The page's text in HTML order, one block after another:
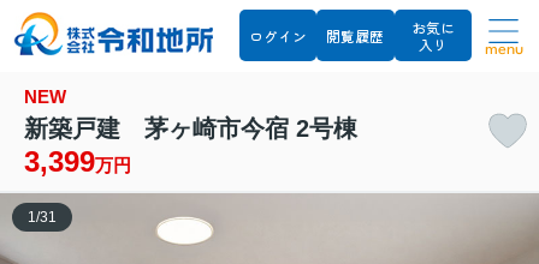
ログイン 閲覧履歴
お気に
入り
menu
NEW
新築戸建 茅ヶ崎市今宿 2号棟
3,399万円
1 /31